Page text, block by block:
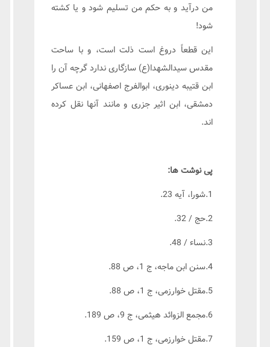
من درآید و به حکم من تسلیم شود و یا کشته
شود!
این قطعاً دروغ است ذلت است، و با ساحت
مقدس سیدالشهدا(ع) سازگاری ندارد گرچه آن را
ابن قتیبه دینوری، ابوالفرج اصفهانی، ابن عساکر
دمشقی، ابن اثیر جزری و مانند آنها نقل کرده
اند.
پی نوشت ها:
2.حج / 32.
3.نساء / 48.
4.سنن ابن ماجه، ج 1، ص 88.
5.مقتل خوارزمی، ج 1، ص 88.
6.مجمع الزوائد هیثمی، ج 9، ص 189.
7.مقتل خوارزمی، ج 1، ص 159.